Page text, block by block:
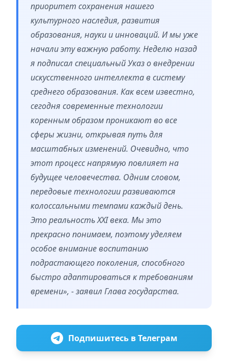
приоритет сохранения нашего
культурного наследия, развития
образования, науки и инноваций. И мы уже
начали эту важную работу. Неделю назад
я подписал специальный Указ о внедрении
искусственного интеллекта в систему
среднего образования. Как всем известно,
сегодня современные технологии
коренным образом проникают во все
сферы жизни, открывая путь для
масштабных изменений. Очевидно, что
этот процесс напрямую повлияет на
будущее человечества. Одним словом,
передовые технологии развиваются
колоссальными темпами каждый день.
Это реальность XXI века. Мы это
прекрасно понимаем, поэтому уделяем
особое внимание воспитанию
подрастающего поколения, способного
быстро адаптироваться к требованиям
времени», - заявил Глава государства.
Подпишитесь в Телеграм